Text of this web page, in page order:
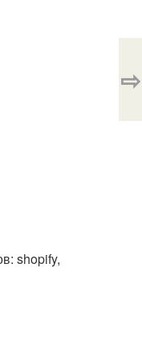
shopify,
⇨